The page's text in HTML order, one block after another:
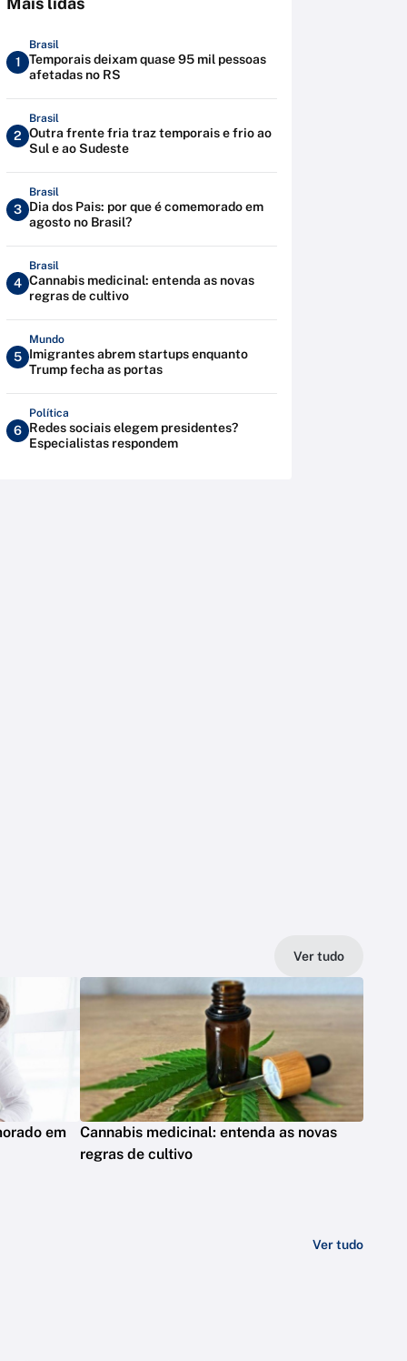
1
Brasil
Temporais deixam quase 95 mil pessoas
afetadas no RS
2
Brasil
Outra frente fria traz temporais e frio ao
Sul e ao Sudeste
3
Brasil
Dia dos Pais: por que é comemorado em
agosto no Brasil?
4
Brasil
Cannabis medicinal: entenda as novas
regras de cultivo
5
Mundo
Imigrantes abrem startups enquanto
Trump fecha as portas
6
Política
Redes sociais elegem presidentes?
Especialistas respondem
Ver tudo
em
Cannabis medicinal: entenda as novas
regras de cultivo
Ver tudo